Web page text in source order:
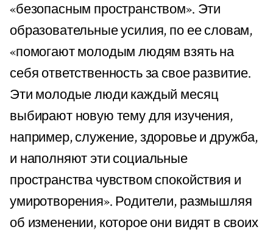
«безопасным пространством». Эти
образовательные усилия, по ее словам,
«помогают молодым людям взять на
себя ответственность за свое развитие.
Эти молодые люди каждый месяц
выбирают новую тему для изучения,
например, служение, здоровье и дружба,
и наполняют эти социальные
пространства чувством спокойствия и
умиротворения». Родители, размышляя
об изменении, которое они видят в своих